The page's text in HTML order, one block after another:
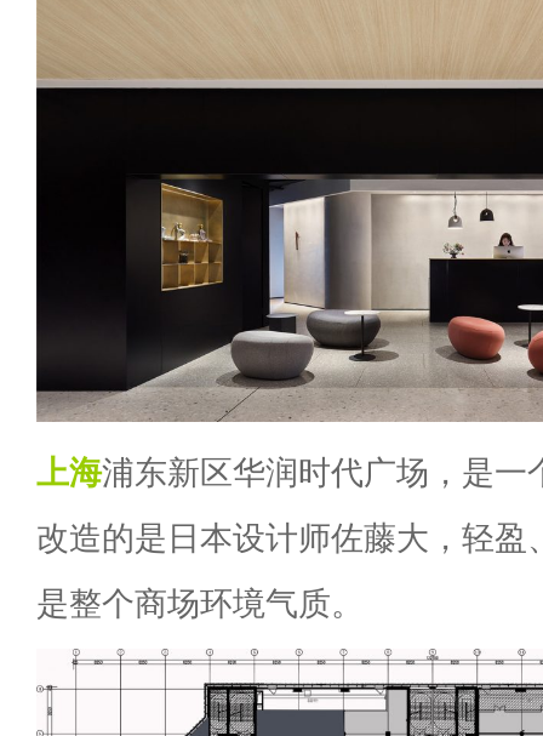
上海浦东新区华润时代广场，是一
改造的是日本设计师佐藤大，轻盈
是整个商场环境气质。